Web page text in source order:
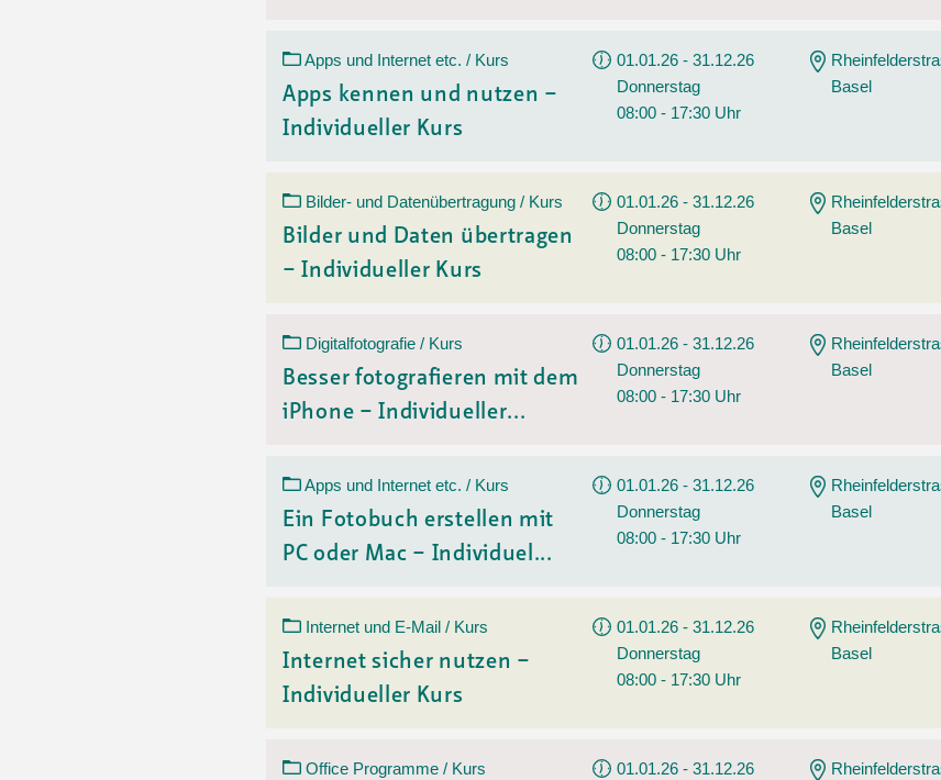
Apps und Internet etc. / Kurs
Apps kennen und nutzen –
Individueller Kurs
01.01.26 - 31.12.26
Donnerstag
08:00 - 17:30 Uhr
Basel
Bilder- und Datenübertragung / Kurs
Bilder und Daten übertragen
– Individueller Kurs
01.01.26 - 31.12.26
Donnerstag
08:00 - 17:30 Uhr
Basel
Digitalfotografie / Kurs
Besser fotografieren mit dem
iPhone – Individueller...
01.01.26 - 31.12.26
Donnerstag
08:00 - 17:30 Uhr
Basel
Apps und Internet etc. / Kurs
Ein Fotobuch erstellen mit
PC oder Mac – Individuel...
01.01.26 - 31.12.26
Donnerstag
08:00 - 17:30 Uhr
Basel
Internet und E-Mail / Kurs
Internet sicher nutzen –
Individueller Kurs
01.01.26 - 31.12.26
Donnerstag
08:00 - 17:30 Uhr
Basel
Office Programme / Kurs
01.01.26 - 31.12.26